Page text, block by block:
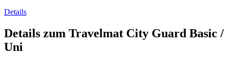
Details
Details zum Travelmat City Guard Basic /
Uni